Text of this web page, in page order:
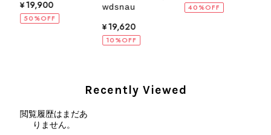
2026/08/05
2026/08/01
外装内装ともにAランクの商品を購入しました。 しかし、実際に
¥19,900
50%OFF
wdsnau
¥19,620
10%OFF
40%OFF
Recently Viewed
閲覧履歴はまだあ
りません。